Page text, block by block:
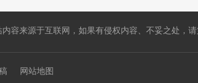
内容来源于互联网，如果有侵权内容、不妥之处，
网站地图